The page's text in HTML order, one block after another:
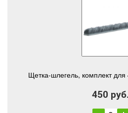
Щетка-шлегель, комплект
450 руб.